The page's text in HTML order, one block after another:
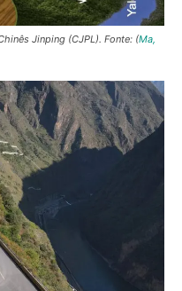
Jinping (CJPL). Fonte: (Ma,